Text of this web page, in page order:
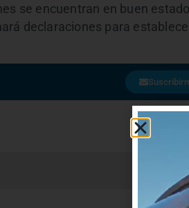
se encuentran en buen
declaraciones para